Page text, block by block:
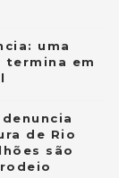
uma
termina em
de Rio
são